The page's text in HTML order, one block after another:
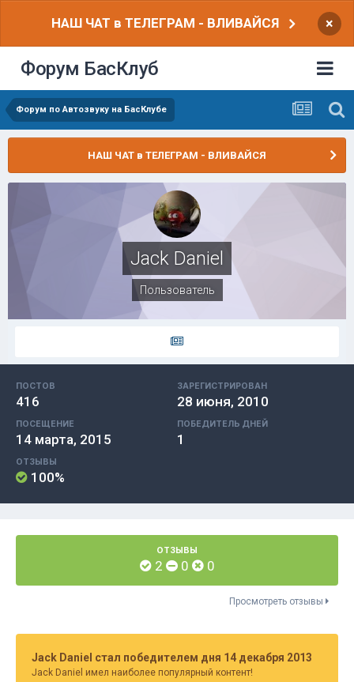
НАШ ЧАТ в ТЕЛЕГРАМ - ВЛИВАЙСЯ ×
Форум БасКлуб
Форум по Автозвуку на БасКлубе
НАШ ЧАТ в ТЕЛЕГРАМ - ВЛИВАЙСЯ
Jack Daniel
Пользователь
ПОСТОВ
416
ЗАРЕГИСТРИРОВАН
28 июня, 2010
ПОСЕЩЕНИЕ
14 марта, 2015
ПОБЕДИТЕЛЬ ДНЕЙ
1
ОТЗЫВЫ
100%
ОТЗЫВЫ
2 0 0
Просмотреть отзывы
Jack Daniel стал победителем дня 14 декабря 2013
Jack Daniel имел наиболее популярный контент!